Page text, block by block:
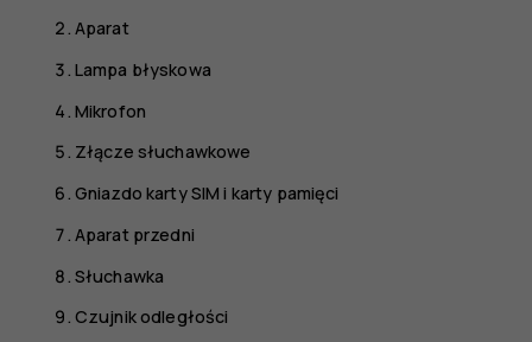
Aparat
Lampa błyskowa
Mikrofon
Złącze słuchawkowe
Gniazdo karty SIM i karty pamięci
Aparat przedni
Słuchawka
Czujnik odległości